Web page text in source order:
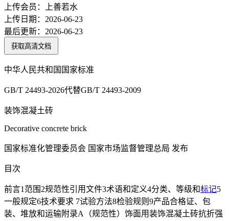
上传会员： 上善若水
上传日期： 2026-06-23
最后更新： 2026-06-23
获取高清文档
中华人民共和国国家标准
GB/T 24493-2026代替GB/T 24493-2009
装饰混凝土砖
Decorative concrete brick
国家标准化管理委员会 国家市场监督管理总局 发布
目次
前言1范围2规范性引用文件3术语和定义4分类、等级和标记5
一般规定6技术要求 7试验方法8检验规则9产品合格证、包
装、堆放和运输附录A（规范性）饰面用装饰混凝土砖抗折强